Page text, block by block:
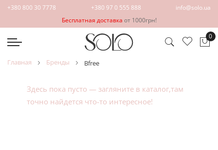
+380 800 30 7778 +380 97 0 555 888
info@solo.ua
Бесплатная доставка от 1000грн!
0
главная бренды bfree
Здесь пока пусто — загляните в каталог,там
точно найдется что-то интересное!